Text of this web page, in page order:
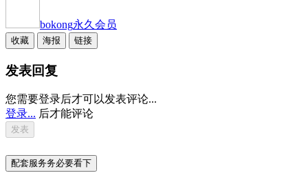
bokong永久会员
收藏 海报 链接
发表回复
您需要登录后才可以发表评论...
登录... 后才能评论
配套服务务必要看下